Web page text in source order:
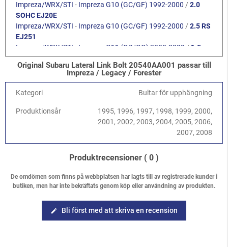
Impreza/WRX/STI - Impreza G10 (GC/GF) 1992-2000 /2.0
SOHC EJ20E
Impreza/WRX/STI - Impreza G10 (GC/GF) 1992-2000 /2.5 RS
EJ251
Impreza/WRX/STI
Impreza G11 (GD/GG) 2000-2008 / 1.5
DOHC EJ15
Impreza/WRX/STI-Impreza G11 (GD/GG) 2000-2008/1.6
Impreza/WRX/STI
Impreza G11 (GD/GG) 2000-2008/2.0
Impreza/WRX/STI
Impreza G11 (GD/GG) 2000-2008/2.5
Impreza G11 (GD/GG) 2000-2008/2.0R
DOHC EJ204
Impreza/WRX/STI-Impreza G11 (GD/GG) 2000-2008
Impreza/WRX/STI-Impreza G11 (GD/GG) 2000-2008/2.5
Turbo WRX EJ255
Turbo STI EJ257
Original Subaru Lateral Link Bolt 20540AA001 passar till
Impreza / Legacy / Forester
Kategori Bultar för upphängning
Produktionsår
1995, 1996, 1997, 1998, 1999, 2000,
2001, 2002, 2003, 2004, 2005, 2006,
2007, 2008
Produktrecensioner ( 0 )
De omdömen som finns på webbplatsen har lagts till av registrerade kunder i
butiken, men har inte bekräftats genom köp eller användning av produkten.
edit Bli först med att skriva en recension